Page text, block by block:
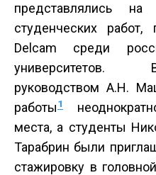
представлялись на
студенческих
Delcam среди
руководством А.Н.
работы1
места, а студенты
Тарабрин были
стажировку в